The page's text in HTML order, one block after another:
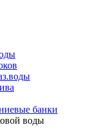
банки
воды